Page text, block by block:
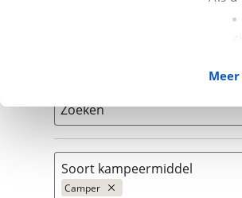
Met
Zoeken
Soort kampeermiddel
Camper